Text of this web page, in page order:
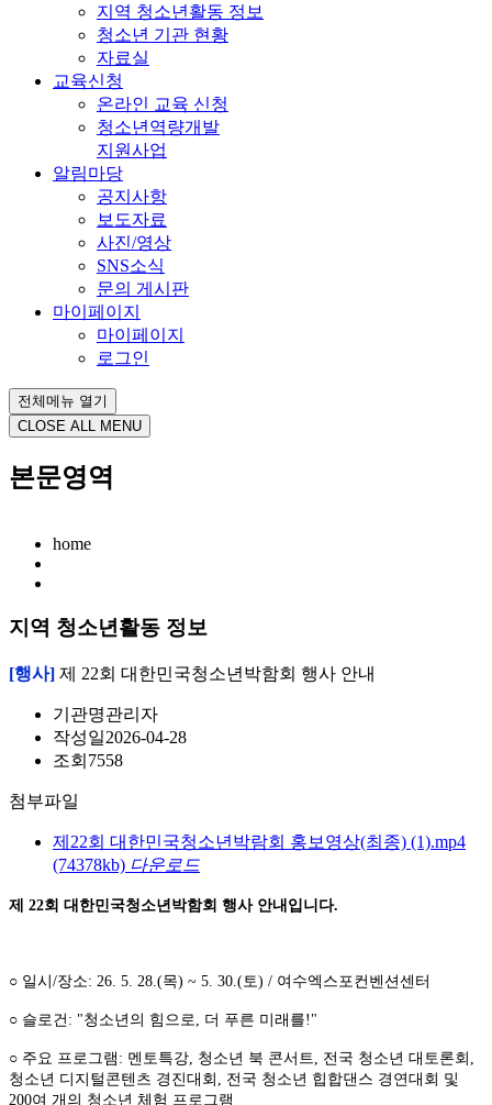
지역 청소년활동 정보
청소년 기관 현황
자료실
교육신청
온라인 교육 신청
청소년역량개발
지원사업
알림마당
공지사항
보도자료
사진/영상
SNS소식
문의 게시판
마이페이지
마이페이지
로그인
전체메뉴 열기
CLOSE ALL MENU
본문영역
home
지역 청소년활동 정보
[행사] 제 22회 대한민국청소년박함회 행사 안내
기관명관리자
작성일2026-04-28
조회 7558
첨부파일
제22회 대한민국청소년박람회 홍보영상(최종) (1).mp4
(74378kb) 다운로드
제 22회 대한민국청소년박함회 행사 안내입니다.
○ 일시/장소: 26. 5. 28.(목) ~ 5. 30.(토) / 여수엑스포컨벤션센터
○ 슬로건: "청소년의 힘으로, 더 푸른 미래를!"
○ 주요 프로그램: 멘토특강, 청소년 북 콘서트, 전국 청소년 대토론회,
청소년 디지털콘텐츠 경진대회, 전국 청소년 힙합댄스 경연대회 및
200여 개의 청소년 체험 프로그램